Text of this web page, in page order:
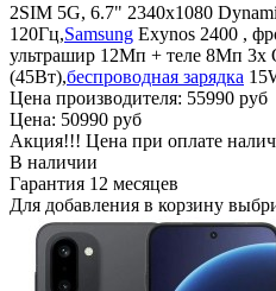
2SIM 5G, 6.7" 2340x1080
120Гц,Samsung Exynos 2400 ,
ультрашир 12Мп + теле 8Мп 3х
(45Вт),беспроводная зарядка
Цена производителя: 55990 руб
Цена: 50990 руб
Акция!!! Цена при оплате
В наличии
Гарантия 12 месяцев
Для добавления в корзину